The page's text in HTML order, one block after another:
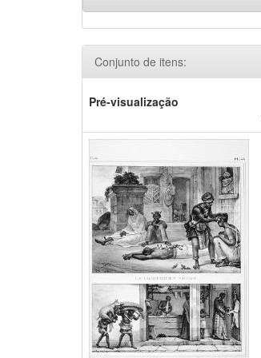
Conjunto de itens:
Pré-visualização